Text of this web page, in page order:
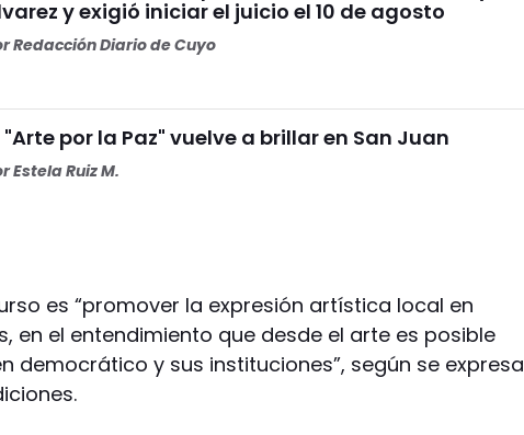
y exigió iniciar el juicio el 10 de agosto
Redacción Diario de Cuyo
"Arte por la Paz" vuelve a brillar en San Juan
Estela Ruiz M.
es “promover la expresión artística local en
en el entendimiento que desde el arte es posible
democrático y sus instituciones”, según se expresa